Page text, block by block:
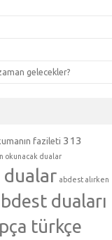
gelecekler?
fazileti 313
okunacak dualar
dualar abdest alırken
duaları
türkçe